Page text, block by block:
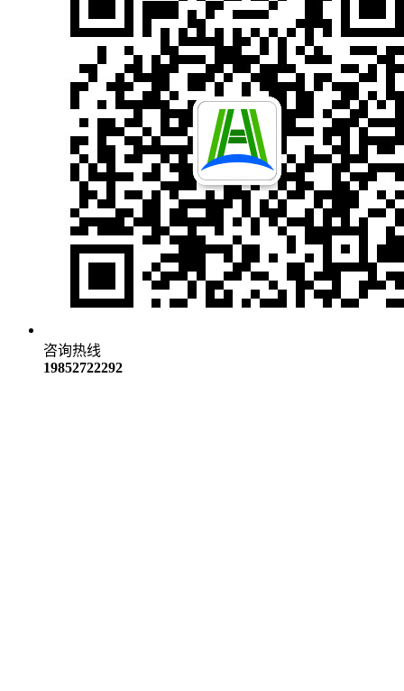
咨询热线
19852722292